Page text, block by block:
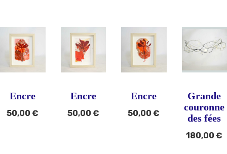
Encre
50,00€
Encre
50,00 €
Encre
50,00€
Grande
couronne
des fées
180,00€